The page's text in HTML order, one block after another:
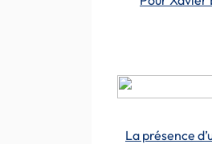
La présence